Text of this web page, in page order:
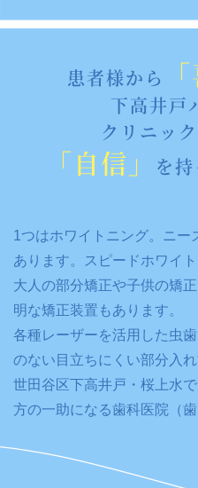
患者様から
下高井戸
クリニッ
「自信」 を
1つはホワイトニング。ニー
あります。スピードホワイト
大人の部分矯正や子供の矯
明な矯正装置もあります。
各種レーザーを活用した虫
のない目立ちにくい部分入れ
世田谷区下高井戸・桜上水
方の一助になる歯科医院（